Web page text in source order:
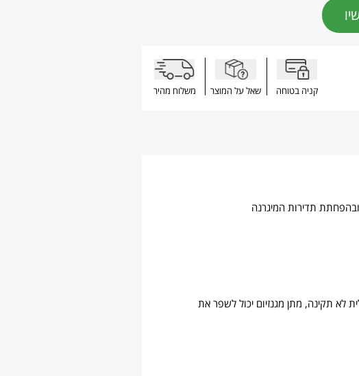
קניה בטוחה שאל על המוצר משלוח מהיר
ובהפחתת תדירות המיגרנה
לא תקינה, מתן מגנזיום יכול לשפר את